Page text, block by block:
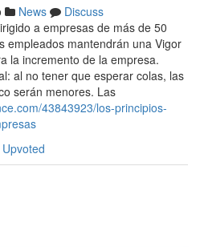
News
Discuss
a empresas de más de 50
empleados mantendrán una Vigor
la incremento de la empresa.
al no tener que esperar colas, las
serán menores. Las
43843923/los-principios-